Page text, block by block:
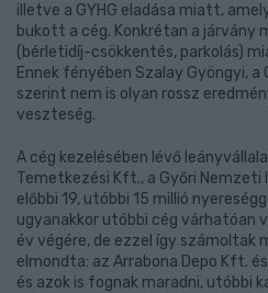
illetve a GYHG eladása miatt,
bukott a cég. Konkrétan a járvány
(bérletidíj-csökkentés, parkolás)
Ennek fényében Szalay Gyöngyi,
szerint nem is olyan rossz
veszteség.
A cég kezelésében lévő
Temetkezési Kft., a Győri Nemzeti
előbbi 19, utóbbi 15 millió
ugyanakkor utóbbi cég várhatóan
év végére, de ezzel így számoltak
elmondta: az Arrabona Depo Kft.
és azok is fognak maradni, utóbbi